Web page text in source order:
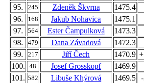
95.
245 Zdeněk Škvrna
1475.4
96.
168 Jakub Nohavica
1475.1
97.
564 Ester Čampulková
1473.3
98.
479 Dana Závadová
1472.3
99.
217 Jiří Čech 1470.9
100.
48 Josef Grosskopf
1469.9
101. 582 Libuše Khýrová 1469.5